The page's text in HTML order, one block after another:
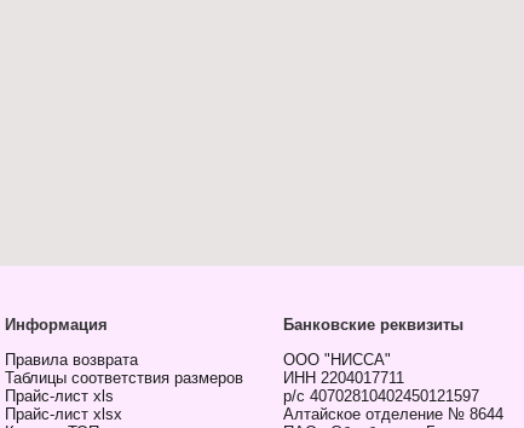
Информация
Правила возврата
Таблицы соответствия размеров
Прайс-лист xls
Прайс-лист xlsx
Банковские реквизиты
ООО "НИССА"
ИНН 2204017711
р/с 40702810402450121597
Алтайское отделение № 8644